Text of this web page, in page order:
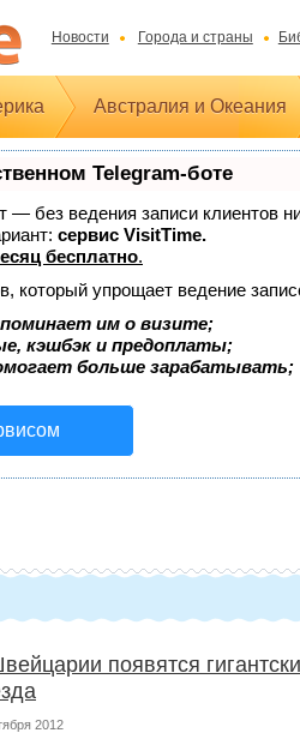
Новости Города и страны
Австралия и Океания
Telegram-боте
— без ведения записи
сервис VisitTime.
бесплатно.
который упрощает ведение
им о визите;
кэшбэк и предоплаты;
больше зарабатывать;
появятся
2012